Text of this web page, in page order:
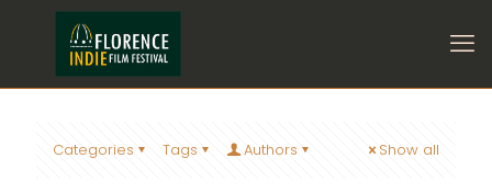
Categories Tags Authors Show all